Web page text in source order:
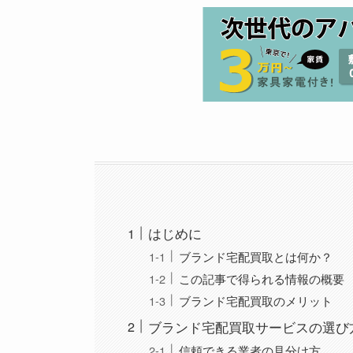
はじめに
ブランド宅配買取とは何か？
この記事で得られる情報の概要
ブランド宅配買取のメリット
ブランド宅配買取サービスの選び